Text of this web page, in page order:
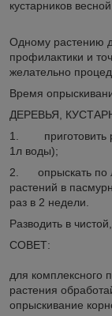
кустарников
Одному растению
профилактики и
желательно
Время
ДЕРЕВЬЯ,
1. приготовить
1л воды);
2. опрыскать по
растений в
раз в 2 недели.
Разводить в
СОВЕТ:
для комплексного
растения
опрыскивание